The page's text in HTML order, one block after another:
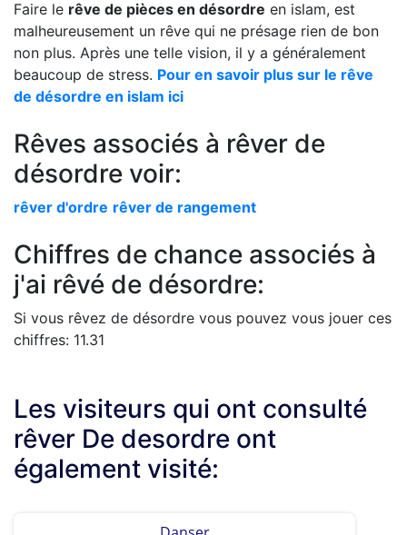
Faire le rêve de pièces en désordre en islam, est
malheureusement un rêve qui ne présage rien de bon
non plus. Après une telle vision, il y a généralement
beaucoup de stress. Pour en savoir plus sur le rêve
de désordre en islam ici
Rêves associés à rêver de
désordre voir:
rêver d'ordre rêver de rangement
Chiffres de chance associés à
j'ai rêvé de désordre:
Si vous rêvez de désordre vous pouvez vous jouer ces
chiffres: 11.31
Les visiteurs qui ont consulté
rêver De desordre ont
également visité: